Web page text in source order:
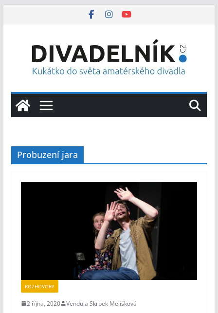
Probuzení jara
ROZHOVORY
2 října, 2020 Vendula Skrbek Melíšková